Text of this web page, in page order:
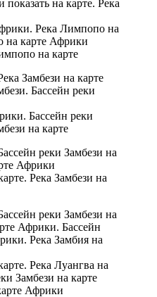
Река Лимпопо на
на карте Африки
на карте
Бассейн реки
на карте
Река Замбези на
Река Луангва на
Замбези на карте
Африки